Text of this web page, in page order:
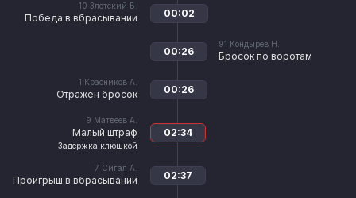
10 Злотский Б.
Победа в вбрасывании 00:02
91 Кондырев Н.
Бросок по воротам
00:26
1 Красников А.
Отражен бросок 00:26
9 Матвеев А.
Малый штраф
Задержка клюшкой
02:34
7 Сигал А.
Проигрыш в вбрасывании 02:37